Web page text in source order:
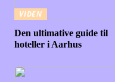
VIDEN
Den ultimative guide til
hoteller i Aarhus